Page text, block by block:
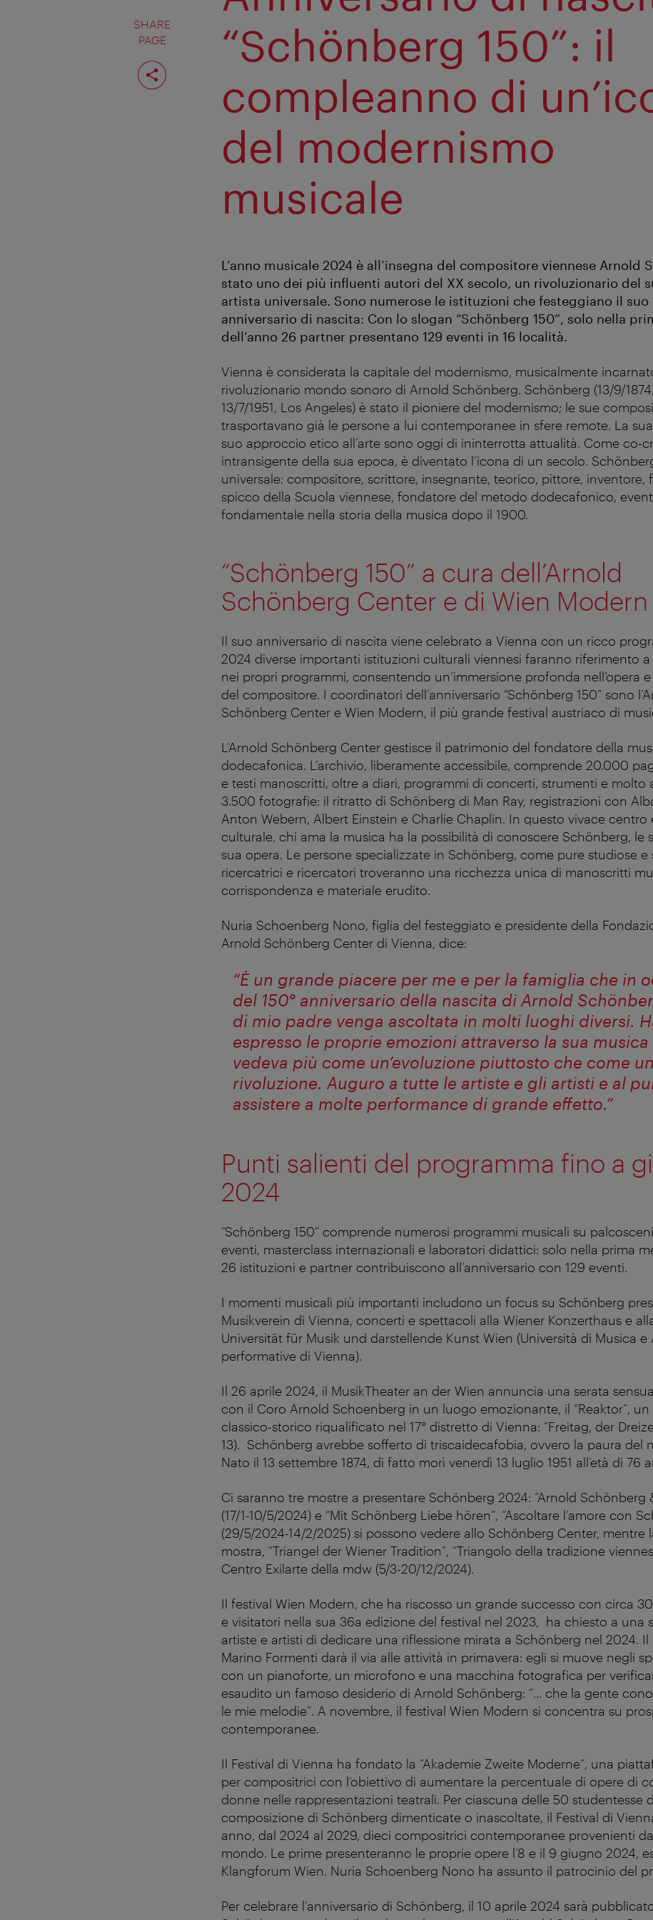
SHARE
PAGE
Share
page
“Schönberg 150”: il
compleanno di
del modernismo
musicale
L’anno musicale 2024 è all’insegna del compositore viennese Arnold
stato uno dei più influenti autori del XX secolo, un rivoluzionario del
artista universale. Sono numerose le istituzioni che festeggiano il suo
anniversario di nascita: Con lo slogan “Schönberg 150”, solo nella
dell’anno 26 partner presentano 129 eventi in 16 località.
Vienna è considerata la capitale del modernismo, musicalmente
rivoluzionario mondo sonoro di Arnold Schönberg. Schönberg (13/9/
13/7/1951, Los Angeles) è stato il pioniere del modernismo; le sue
trasportavano già le persone a lui contemporanee in sfere remote. La
suo approccio etico all’arte sono oggi di ininterrotta attualità. Come co-
intransigente della sua epoca, è diventato l’icona di un secolo.
universale: compositore, scrittore, insegnante, teorico, pittore, inventore,
spicco della Scuola viennese, fondatore del metodo dodecafonico,
fondamentale nella storia della musica dopo il 1900.
“Schönberg 150” a cura dell’Arnold
Schönberg Center e di Wien Modern
Il suo anniversario di nascita viene celebrato a Vienna con un ricco
2024 diverse importanti istituzioni culturali viennesi faranno riferimento
nei propri programmi, consentendo un’immersione profonda nell’opera
del compositore. I coordinatori dell’anniversario “Schönberg 150” sono
Schönberg Center e Wien Modern, il più grande festival austriaco di
L’Arnold Schönberg Center gestisce il patrimonio del fondatore della
dodecafonica. L’archivio, liberamente accessibile, comprende 20.000
e testi manoscritti, oltre a diari, programmi di concerti, strumenti e molto
3.500 fotografie: il ritratto di Schönberg di Man Ray, registrazioni con
Anton Webern, Albert Einstein e Charlie Chaplin. In questo vivace centro
culturale, chi ama la musica ha la possibilità di conoscere Schönberg, le
sua opera. Le persone specializzate in Schönberg, come pure studiose e
ricercatrici e ricercatori troveranno una ricchezza unica di manoscritti
corrispondenza e materiale erudito.
Nuria Schoenberg Nono, figlia del festeggiato e presidente della
Arnold Schönberg Center di Vienna, dice:
“È un grande piacere per me e per la famiglia che in
del 150° anniversario della nascita di Arnold
di mio padre venga ascoltata in molti luoghi diversi.
espresso le proprie emozioni attraverso la sua musica
vedeva più come un’evoluzione piuttosto che come
rivoluzione. Auguro a tutte le artiste e gli artisti e al
assistere a molte performance di grande effetto.”
Punti salienti del programma fino a
2024
“Schönberg 150” comprende numerosi programmi musicali su
eventi, masterclass internazionali e laboratori didattici: solo nella prima
26 istituzioni e partner contribuiscono all’anniversario con 129 eventi.
I momenti musicali più importanti includono un focus su Schönberg
Musikverein di Vienna, concerti e spettacoli alla Wiener Konzerthaus e
Universität für Musik und darstellende Kunst Wien (Università di Musica e
performative di Vienna).
Il 26 aprile 2024, il MusikTheater an der Wien annuncia una serata
con il Coro Arnold Schoenberg in un luogo emozionante, il “Reaktor”,
classico-storico riqualificato nel 17° distretto di Vienna: “Freitag, der
13). Schönberg avrebbe sofferto di triscaidecafobia, ovvero la paura del
Nato il 13 settembre 1874, di fatto morì venerdì 13 luglio 1951 all’età di 76
Ci saranno tre mostre a presentare Schönberg 2024: “Arnold Schönberg
(17/1-10/5/2024) e “Mit Schönberg Liebe hören”, “Ascoltare l’amore con
(29/5/2024-14/2/2025) si possono vedere allo Schönberg Center, mentre
mostra, “Triangel der Wiener Tradition”, “Triangolo della tradizione
Centro Exilarte della mdw (5/3-20/12/2024).
Il festival Wien Modern, che ha riscosso un grande successo con circa
e visitatori nella sua 36a edizione del festival nel 2023, ha chiesto a una
artiste e artisti di dedicare una riflessione mirata a Schönberg nel 2024. Il
Marino Formenti darà il via alle attività in primavera: egli si muove negli
con un pianoforte, un microfono e una macchina fotografica per
esaudito un famoso desiderio di Arnold Schönberg: “... che la gente
le mie melodie”. A novembre, il festival Wien Modern si concentra su
contemporanee.
Il Festival di Vienna ha fondato la “Akademie Zweite Moderne”, una
per compositrici con l’obiettivo di aumentare la percentuale di opere di
donne nelle rappresentazioni teatrali. Per ciascuna delle 50 studentesse
composizione di Schönberg dimenticate o inascoltate, il Festival di
anno, dal 2024 al 2029, dieci compositrici contemporanee provenienti
mondo. Le prime presenteranno le proprie opere l’8 e il 9 giugno 2024,
Klangforum Wien. Nuria Schoenberg Nono ha assunto il patrocinio del
Per celebrare l’anniversario di Schönberg, il 10 aprile 2024 sarà